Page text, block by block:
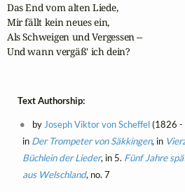
Das End vom alten Liede,
Mir fällt kein neues ein,
Als Schweigen und Vergessen --
Und wann vergäß' ich dein?
Text Authorship:
byJoseph Viktor von Scheffel(1826 -
in Der Trompeter von Säkkingen, in
Büchlein der Lieder, in 5. Fünf Jahre
aus Welschland, no. 7